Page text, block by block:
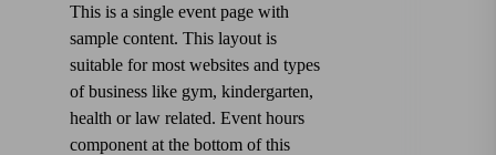
This is a single event page with
sample content. This layout is
suitable for most websites and types
of business like gym, kindergarten,
health or law related. Event hours
component at the bottom of this